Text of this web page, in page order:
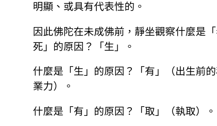
明顯、或具有代表性的。
因此佛陀在未成佛前，靜坐觀察什麼是
死」的原因？「生」。
什麼是「生」的原因？「有」（出生前
業力）。
什麼是「有」的原因？「取」（執取）。